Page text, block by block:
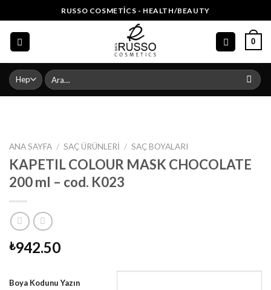
to
content
RUSSO COSMETICS - HEALTH/BEAUTY
0
Ara:
ANA SAYFA / SAÇ ÜRÜNLERI / SAÇ BOYALARI
KAPETIL COLOUR MASK CHOCOLATE
200 ml – cod. K023
₺942.50
Boya Kodunu Yazın